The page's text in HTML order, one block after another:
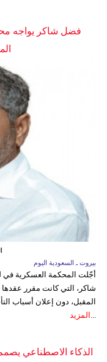
فضل شاكر يواجه
بيروت ـ السعودية اليوم
أجّلت المحكمة العسكرية في
المقبل، دون إعلان أسباب
المزيد
الذكاء الاصطناعي